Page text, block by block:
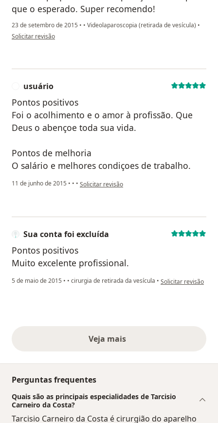
que o esperado. Super recomendo!
23 de setembro de 2015 • • Videolaparoscopia (retirada de vesícula) •
na opinião do utilizador paciente
Solicitar revisão
usuário
Pontos positivos
Foi o acolhimento e o amor à profissão. Que
Deus o abençoe toda sua vida.
Pontos de melhoria
O salário e melhores condiçoes de trabalho.
11 de junho de 2015 • • • na opinião do utilizador usuário
Solicitar revisão
Sua conta foi excluída
Pontos positivos
Muito excelente profissional.
5 de maio de 2015 • • cirurgia de retirada da vesícula • na opinião do
Solicitar revisão
Veja maisopiniões acima
Perguntas frequentes
Quais são as principais especialidades de Tarcisio
Carneiro da Costa?
Tarcisio Carneiro da Costa é cirurgião do aparelho